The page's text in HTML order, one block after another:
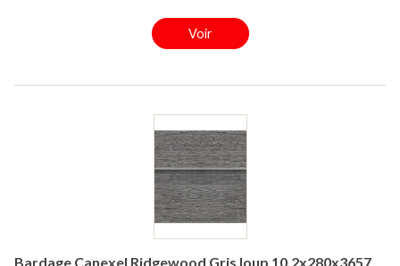
Voir
Bardage Canexel Ridgewood Gris loup 10,2x280x3657